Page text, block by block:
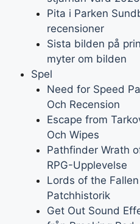
Pita i Parken
recensioner
Sista bilden på
myter om bilden
Spel
Need for Speed
Och Recension
Escape from
Och Wipes
Pathfinder Wrath
RPG-Upplevelse
Lords of the
Patchhistorik
Get Out Sound